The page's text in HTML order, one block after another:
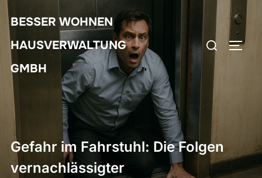
Zum
Inhalt
springen
BESSER WOHNEN
HAUSVERWALTUNG
GMBH
Suchen
nach:
Gefahr im Fahrstuhl: Die Folgen
vernachlässigter